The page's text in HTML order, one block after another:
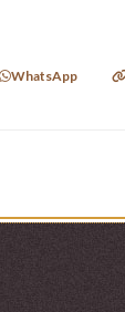
WhatsApp